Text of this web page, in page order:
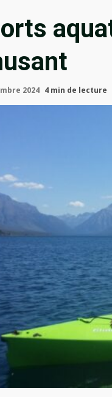
2024 4 min de lecture